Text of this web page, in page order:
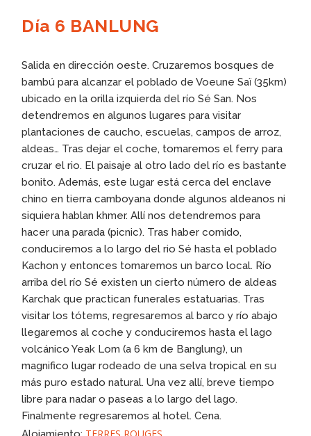
Día 6 BANLUNG
Salida en dirección oeste. Cruzaremos bosques de
bambú para alcanzar el poblado de Voeune Saï (35km)
ubicado en la orilla izquierda del río Sé San. Nos
detendremos en algunos lugares para visitar
plantaciones de caucho, escuelas, campos de arroz,
aldeas… Tras dejar el coche, tomaremos el ferry para
cruzar el rio. El paisaje al otro lado del río es bastante
bonito. Además, este lugar está cerca del enclave
chino en tierra camboyana donde algunos aldeanos ni
siquiera hablan khmer. Allí nos detendremos para
hacer una parada (picnic). Tras haber comido,
conduciremos a lo largo del rio Sé hasta el poblado
Kachon y entonces tomaremos un barco local. Río
arriba del río Sé existen un cierto número de aldeas
Karchak que practican funerales estatuarias. Tras
visitar los tótems, regresaremos al barco y río abajo
llegaremos al coche y conduciremos hasta el lago
volcánico Yeak Lom (a 6 km de Banglung), un
magnifico lugar rodeado de una selva tropical en su
más puro estado natural. Una vez allí, breve tiempo
libre para nadar o paseas a lo largo del lago.
Finalmente regresaremos al hotel. Cena.